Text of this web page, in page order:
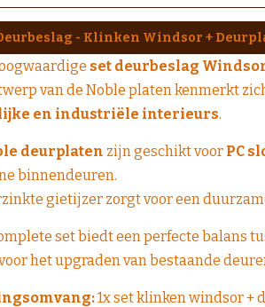
- Klinken Windsor +
set deurbeslag
van de Noble platen kenmerkt
en industriële interieurs.
deurplaten zijn geschikt voor PC
binnendeuren.
gietijzer zorgt voor een
set biedt een perfecte balans
het upgraden van bestaande
1x set klinken windsor +